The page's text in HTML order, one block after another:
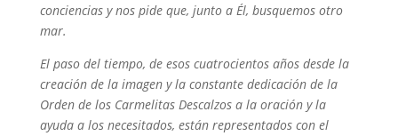
conciencias y nos pide que, junto a Él, busquemos otro
mar.
El paso del tiempo, de esos cuatrocientos años desde la
creación de la imagen y la constante dedicación de la
Orden de los Carmelitas Descalzos a la oración y la
ayuda a los necesitados, están representados con el